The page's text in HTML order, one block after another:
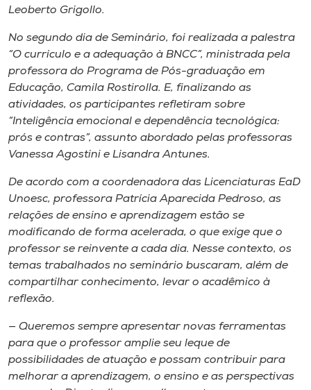
Leoberto Grigollo.
No segundo dia de Seminário, foi realizada a palestra
“O currículo e a adequação à BNCC”, ministrada pela
professora do Programa de Pós-graduação em
Educação, Camila Rostirolla. E, finalizando as
atividades, os participantes refletiram sobre
“Inteligência emocional e dependência tecnológica:
prós e contras”, assunto abordado pelas professoras
Vanessa Agostini e Lisandra Antunes.
De acordo com a coordenadora das Licenciaturas EaD
Unoesc, professora Patrícia Aparecida Pedroso, as
relações de ensino e aprendizagem estão se
modificando de forma acelerada, o que exige que o
professor se reinvente a cada dia. Nesse contexto, os
temas trabalhados no seminário buscaram, além de
compartilhar conhecimento, levar o acadêmico à
reflexão.
— Queremos sempre apresentar novas ferramentas
para que o professor amplie seu leque de
possibilidades de atuação e possam contribuir para
melhorar a aprendizagem, o ensino e as perspectivas